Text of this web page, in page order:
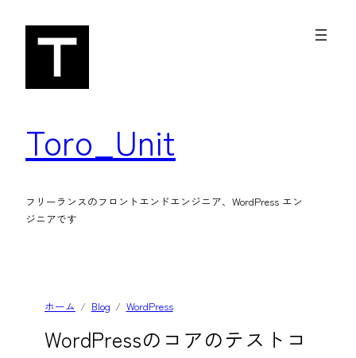
Toro_Unit
フリーランスのフロントエンドエンジニア、WordPress エン
ジニアです
ホーム Blog WordPress
WordPressのコアのテストコ